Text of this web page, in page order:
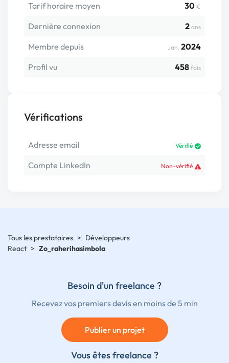
Tarif horaire moyen 30 €
Dernière connexion 2 ans
Membre depuis Jan. 2024
Profil vu
458 fois
Vérifications
Adresse email Vérifié
Compte LinkedIn Non-vérifié
Tous les prestataires > Développeurs
React > Zo_raherihasimbola
Besoin d'un freelance ?
Recevez vos premiers devis en moins de 5 min
Publier un projet
Vous êtes freelance ?